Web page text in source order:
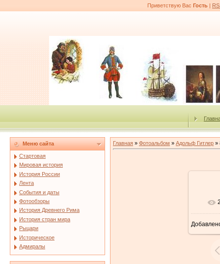
Приветствую Вас Гость |
Меню сайта
Стартовая
Мировая история
История России
Лента
События и даты
Фотообзоры
История Древнего Рима
История стран мира
Рыцари
Историческое
Адмиралы
Главная » Фотоальбом » Адольф Гитлер »